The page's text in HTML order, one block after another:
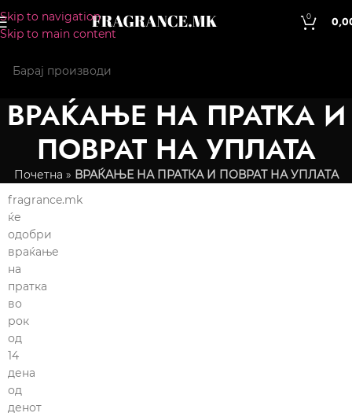
Skip to navigation
Skip to main content
0
ВРАЌАЊЕ НА ПРАТКА И
ПОВРАТ НА УПЛАТА
Почетна » ВРАЌАЊЕ НА ПРАТКА И ПОВРАТ НА УПЛАТА
fragrance.mk
ќе
одобри
враќање
на
пратка
во
рок
од
14
дена
од
денот